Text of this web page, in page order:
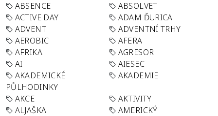
ABSENCE
ABSOLVET
ACTIVE DAY
ADAM ĎURICA
ADVENT
ADVENTNÍ TRHY
AEROBIC
AFERA
AFRIKA
AGRESOR
AI
AIESEC
AKADEMICKÉ
PŮLHODINKY
AKADEMIE
AKCE
AKTIVITY
ALJAŠKA
AMERICKÝ